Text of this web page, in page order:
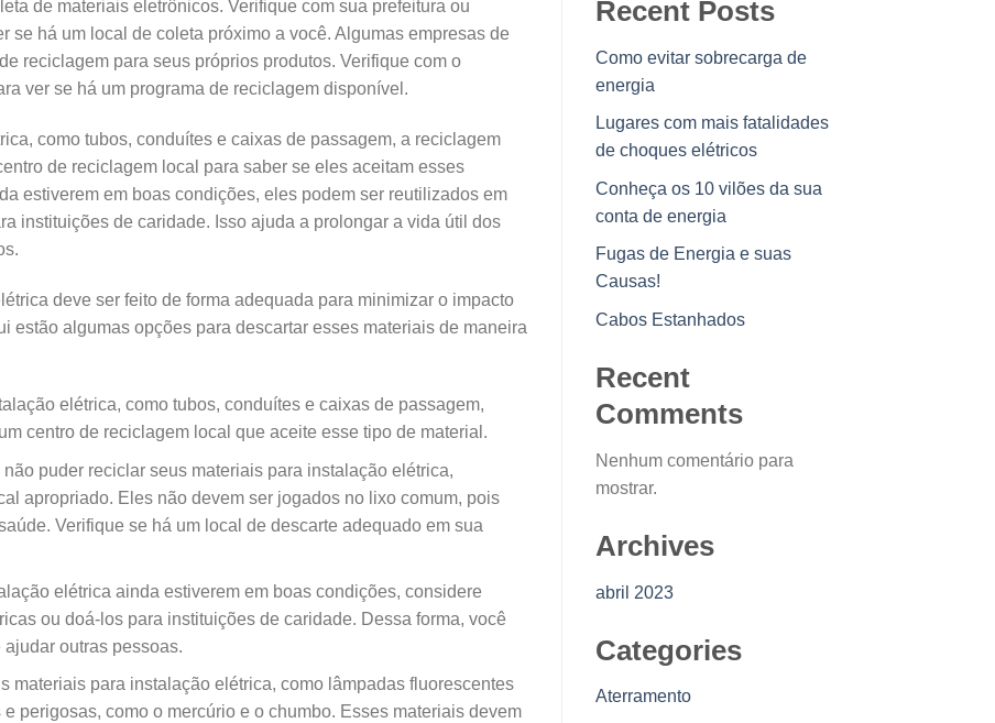
de materiais eletrônicos. Verifique com sua prefeitura ou
se há um local de coleta próximo a você. Algumas empresas de
reciclagem para seus próprios produtos. Verifique com o
ver se há um programa de reciclagem disponível.
como tubos, conduítes e caixas de passagem, a reciclagem
de reciclagem local para saber se eles aceitam esses
estiverem em boas condições, eles podem ser reutilizados em
instituições de caridade. Isso ajuda a prolongar a vida útil dos
deve ser feito de forma adequada para minimizar o impacto
estão algumas opções para descartar esses materiais de maneira
elétrica, como tubos, conduítes e caixas de passagem,
centro de reciclagem local que aceite esse tipo de material.
puder reciclar seus materiais para instalação elétrica,
apropriado. Eles não devem ser jogados no lixo comum, pois
Verifique se há um local de descarte adequado em sua
elétrica ainda estiverem em boas condições, considere
ou doá-los para instituições de caridade. Dessa forma, você
outras pessoas.
materiais para instalação elétrica, como lâmpadas fluorescentes
perigosas, como o mercúrio e o chumbo. Esses materiais devem
Recent Posts
Como evitar sobrecarga de
energia
Lugares com mais fatalidades
de choques elétricos
Conheça os 10 vilões da sua
conta de energia
Fugas de Energia e suas
Causas!
Cabos Estanhados
Recent
Comments
Nenhum comentário para
mostrar.
Archives
abril 2023
Categories
Aterramento